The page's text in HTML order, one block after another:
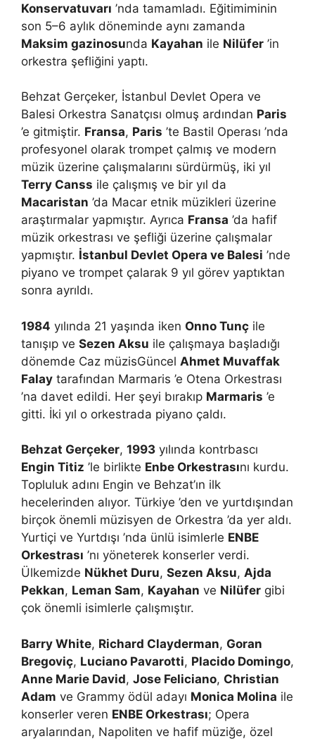
Konservatuvarı ’nda tamamladı. Eğitimiminin
son 5–6 aylık döneminde aynı zamanda
Maksim gazinosunda Kayahan ile Nilüfer ’in
orkestra şefliğini yaptı.
Behzat Gerçeker, İstanbul Devlet Opera ve
Balesi Orkestra Sanatçısı olmuş ardından Paris
’e gitmiştir. Fransa, Paris ’te Bastil Operası ’nda
profesyonel olarak trompet çalmış ve modern
müzik üzerine çalışmalarını sürdürmüş, iki yıl
Terry Canss ile çalışmış ve bir yıl da
Macaristan ’da Macar etnik müzikleri üzerine
araştırmalar yapmıştır. Ayrıca Fransa ’da hafif
müzik orkestrası ve şefliği üzerine çalışmalar
yapmıştır. İstanbul Devlet Opera ve Balesi ’nde
piyano ve trompet çalarak 9 yıl görev yaptıktan
sonra ayrıldı.
1984 yılında 21 yaşında iken Onno Tunç ile
tanışıp ve Sezen Aksu ile çalışmaya başladığı
dönemde Caz müzisGüncel Ahmet Muvaffak
Falay tarafından Marmaris ’e Otena Orkestrası
’na davet edildi. Her şeyi bırakıp Marmaris ’e
gitti. İki yıl o orkestrada piyano çaldı.
Behzat Gerçeker, 1993 yılında kontrbascı
Engin Titiz ’le birlikte Enbe Orkestrasını kurdu.
Topluluk adını Engin ve Behzat’ın ilk
hecelerinden alıyor. Türkiye ’den ve yurtdışından
birçok önemli müzisyen de Orkestra ’da yer aldı.
Yurtiçi ve Yurtdışı ’nda ünlü isimlerle ENBE
Orkestrası ’nı yöneterek konserler verdi.
Ülkemizde Nükhet Duru, Sezen Aksu, Ajda
Pekkan, Leman Sam, Kayahan ve Nilüfer gibi
çok önemli isimlerle çalışmıştır.
Barry White, Richard Clayderman, Goran
Bregoviç, Luciano Pavarotti, Placido Domingo,
Anne Marie David, Jose Feliciano, Christian
Adam ve Grammy ödül adayı Monica Molina ile
konserler veren ENBE Orkestrası; Opera
aryalarından, Napoliten ve hafif müziğe, özel